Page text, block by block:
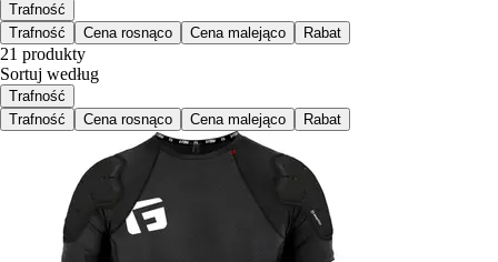
Trafność
Trafność
Cena rosnąco Cena malejąco Rabat
21 produkty
Sortuj według
Trafność
Trafność
Cena rosnąco Cena malejąco Rabat